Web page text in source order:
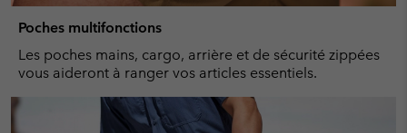
Poches multifonctions
Les poches mains, cargo, arrière et de sécurité zippées
vous aideront à ranger vos articles essentiels.